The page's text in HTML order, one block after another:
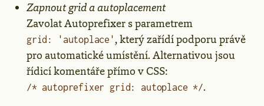
Zapnout grid a autoplacement
Zavolat Autoprefixer s parametrem
grid: 'autoplace', který zařídí podporu právě
pro automatické umístění. Alternativou jsou
řídicí komentáře přímo v CSS:
/* autoprefixer grid: autoplace */.